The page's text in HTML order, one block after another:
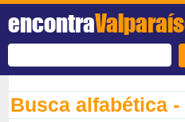
encontra
Busca alfabética -